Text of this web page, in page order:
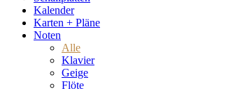
Kalender
Karten + Pläne
Noten
Alle
Klavier
Geige
Flöte